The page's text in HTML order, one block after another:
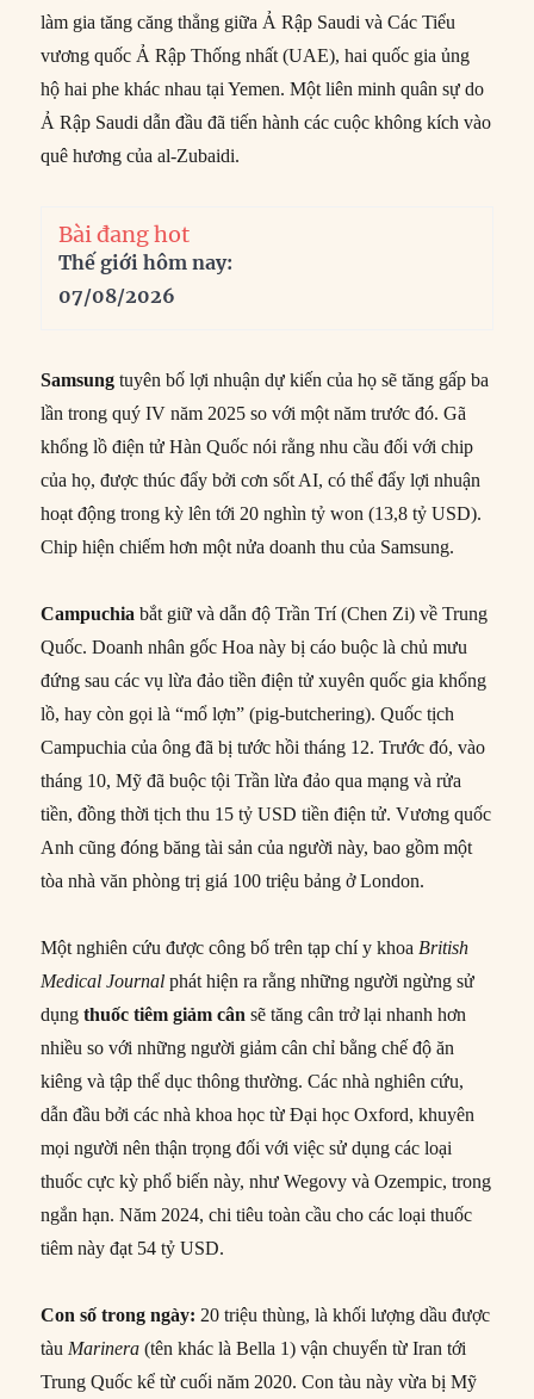
làm gia tăng căng thẳng giữa Ả Rập Saudi và Các Tiểu
vương quốc Ả Rập Thống nhất (UAE), hai quốc gia ủng
hộ hai phe khác nhau tại Yemen. Một liên minh quân sự do
Ả Rập Saudi dẫn đầu đã tiến hành các cuộc không kích vào
quê hương của al-Zubaidi.
Bài đang hot
Thế giới hôm nay:
07/08/2026
Samsung tuyên bố lợi nhuận dự kiến của họ sẽ tăng gấp ba
lần trong quý IV năm 2025 so với một năm trước đó. Gã
khổng lồ điện tử Hàn Quốc nói rằng nhu cầu đối với chip
của họ, được thúc đẩy bởi cơn sốt AI, có thể đẩy lợi nhuận
hoạt động trong kỳ lên tới 20 nghìn tỷ won (13,8 tỷ USD).
Chip hiện chiếm hơn một nửa doanh thu của Samsung.
Campuchia bắt giữ và dẫn độ Trần Trí (Chen Zi) về Trung
Quốc. Doanh nhân gốc Hoa này bị cáo buộc là chủ mưu
đứng sau các vụ lừa đảo tiền điện tử xuyên quốc gia khổng
lồ, hay còn gọi là “mổ lợn” (pig-butchering). Quốc tịch
Campuchia của ông đã bị tước hồi tháng 12. Trước đó, vào
tháng 10, Mỹ đã buộc tội Trần lừa đảo qua mạng và rửa
tiền, đồng thời tịch thu 15 tỷ USD tiền điện tử. Vương quốc
Anh cũng đóng băng tài sản của người này, bao gồm một
tòa nhà văn phòng trị giá 100 triệu bảng ở London.
Một nghiên cứu được công bố trên tạp chí y khoa British
Medical Journal phát hiện ra rằng những người ngừng sử
dụngthuốc tiêm giảm cân sẽ tăng cân trở lại nhanh hơn
nhiều so với những người giảm cân chỉ bằng chế độ ăn
kiêng và tập thể dục thông thường. Các nhà nghiên cứu,
dẫn đầu bởi các nhà khoa học từ Đại học Oxford, khuyên
mọi người nên thận trọng đối với việc sử dụng các loại
thuốc cực kỳ phổ biến này, như Wegovy và Ozempic, trong
ngắn hạn. Năm 2024, chi tiêu toàn cầu cho các loại thuốc
tiêm này đạt 54 tỷ USD.
Con số trong ngày: 20 triệu thùng, là khối lượng dầu được
tàu Marinera (tên khác là Bella 1) vận chuyển từ Iran tới
Trung Quốc kể từ cuối năm 2020. Con tàu này vừa bị Mỹ